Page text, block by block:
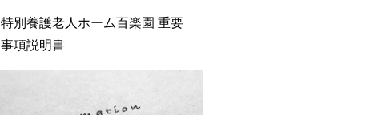
特別養護老人ホーム百楽園 重要
事項説明書